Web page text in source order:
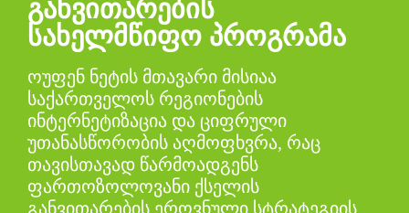
განვითარების
სახელმწიფო პროგრამა
ოუფენ ნეტის მთავარი მისიაა
საქართველოს რეგიონების
ინტერნეტიზაცია და ციფრული
უთანასწორობის აღმოფხვრა, რაც
თავისთავად წარმოადგენს
ფართოზოლოვანი ქსელის
განვითარების ეროვნული სტრატეგიის